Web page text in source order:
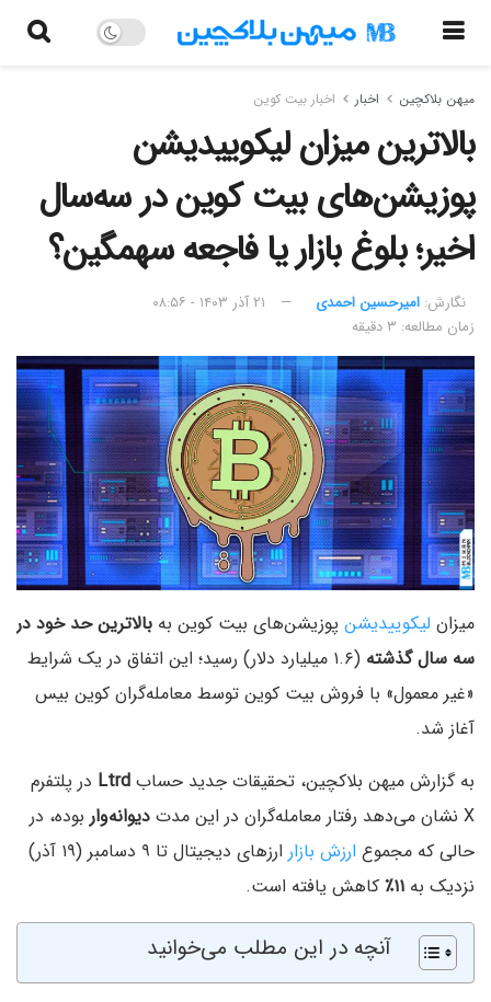
میهن بلاکچین اخبار اخبار بیت کوین
بالاترین میزان لیکوییدیشن
پوزیشن‌های بیت کوین در سه‌سال
اخیر؛ بلوغ بازار یا فاجعه سهمگین؟
نگارش:‌ امیرحسین احمدی
۲۱ آذر ۱۴۰۳ - ۰۸:۵۶
زمان مطالعه: ۳ دقیقه
میزان لیکوییدیشن پوزیشن‌های بیت‌ کوین به بالاترین حد خود در
سه سال گذشته
(۱.۶ میلیارد دلار) رسید؛ این اتفاق در یک شرایط
«غیر معمول» با فروش بیت کوین توسط معامله‌گران کوین بیس
آغاز شد.
به گزارش میهن بلاکچین، تحقیقات جدید حساب Ltrd در پلتفرم
X نشان می‌دهد رفتار معامله‌گران در این مدت
دیوانه‌‌واربوده، در
حالی که مجموع ارزش بازار
ارزهای دیجیتال تا ۹ دسامبر (۱۹ آذر)
نزدیک به ۱۱٪ کاهش یافته است.
آنچه در این مطلب می‌خوانید